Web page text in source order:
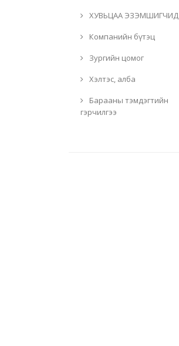
ХУВЬЦАА ЭЗЭМШИГЧИД
Компанийн бүтэц
Зургийн цомог
Хэлтэс, алба
Барааны тэмдэгтийн
гэрчилгээ